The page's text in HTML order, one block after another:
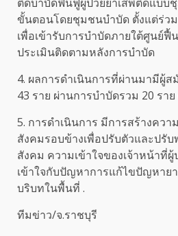
ขั้นตอนโดยชุมชนบำบัด ตั้งแต่ร่ว
เพื่อเข้ารับการบำบัดภายใต้ศูนย์
ประเมินติดตามหลังการบำบัด
4. ผลการดำเนินการที่ผ่านมามีผู้ส
43 ราย ผ่านการบำบัดรวม 20 รา
5. การดำเนินการ มีการสร้างควา
สังคมรอบข้างเพื่อปรับตัวและปรับ
สังคม ความเข้าใจของเจ้าหน้าที่
เข้าใจกับปัญหาการแก้ไขปัญหาย
บริบทในพื้นที่ .
ทีมข่าว/จ.ราชบุรี